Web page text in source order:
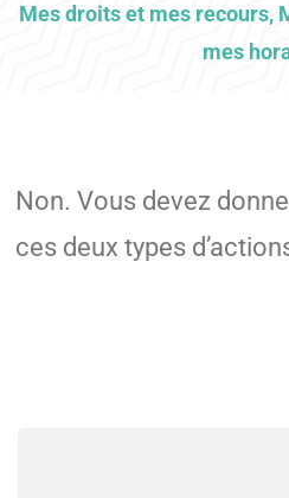
Mes droits et mes recours,
mes
Non. Vous devez
ces deux types